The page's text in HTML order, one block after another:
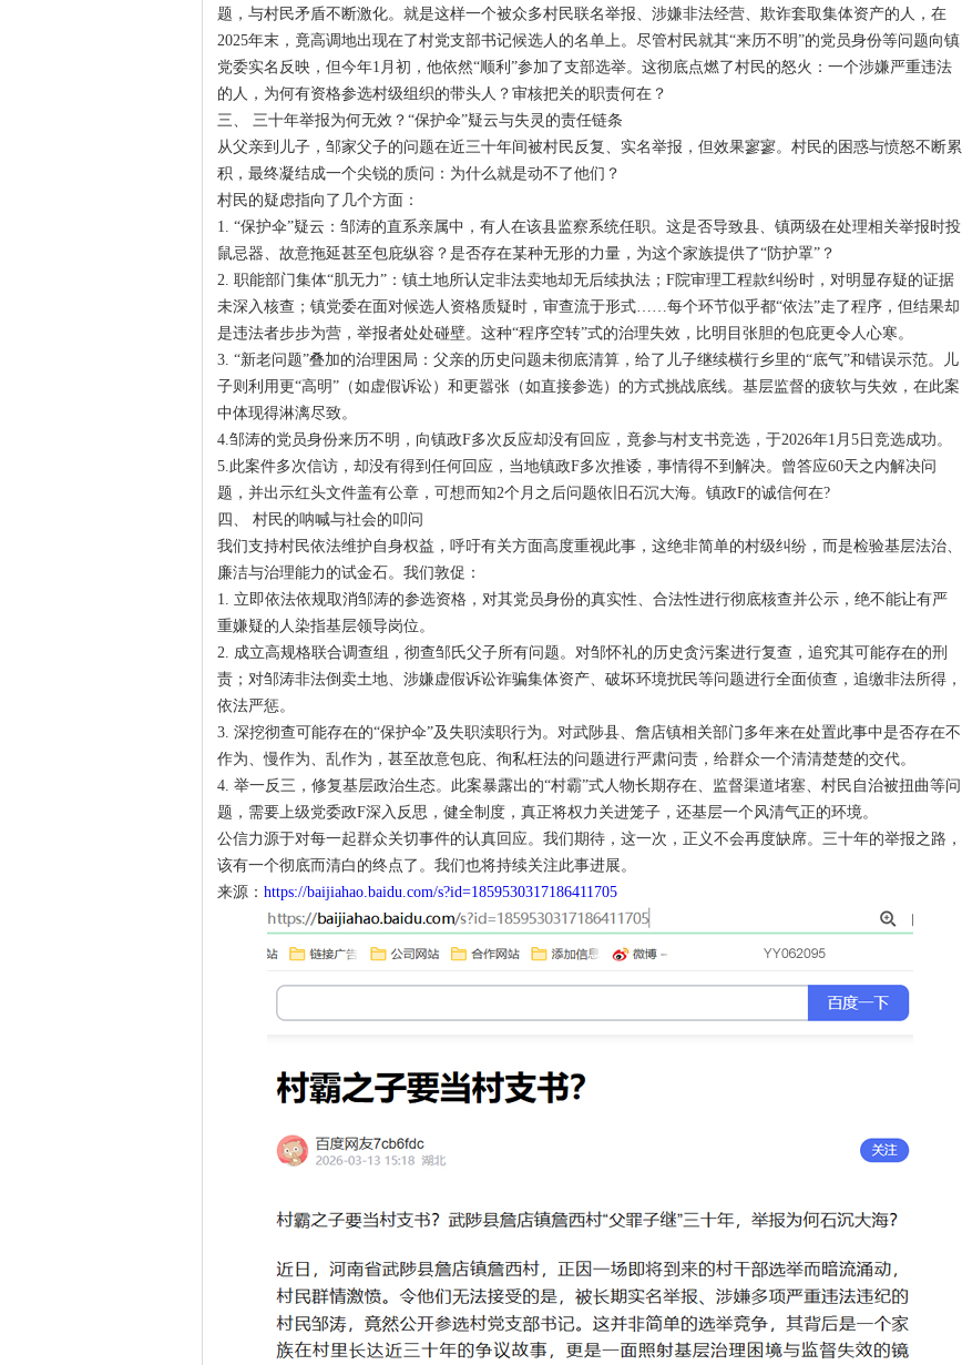
题，与村民矛盾不断激化。就是这样一个被众多村民联名举报、涉嫌非法经营、欺诈套取集体资产的人，在
2025年末，竟高调地出现在了村党支部书记候选人的名单上。尽管村民就其“来历不明”的党员身份等问题向镇
党委实名反映，但今年1月初，他依然“顺利”参加了支部选举。这彻底点燃了村民的怒火：一个涉嫌严重违法
的人，为何有资格参选村级组织的带头人？审核把关的职责何在？
三、 三十年举报为何无效？“保护伞”疑云与失灵的责任链条
从父亲到儿子，邹家父子的问题在近三十年间被村民反复、实名举报，但效果寥寥。村民的困惑与愤怒不断累
积，最终凝结成一个尖锐的质问：为什么就是动不了他们？
村民的疑虑指向了几个方面：
1. “保护伞”疑云：邹涛的直系亲属中，有人在该县监察系统任职。这是否导致县、镇两级在处理相关举报时投
鼠忌器、故意拖延甚至包庇纵容？是否存在某种无形的力量，为这个家族提供了“防护罩”？
2. 职能部门集体“肌无力”：镇土地所认定非法卖地却无后续执法；F院审理工程款纠纷时，对明显存疑的证据
未深入核查；镇党委在面对候选人资格质疑时，审查流于形式……每个环节似乎都“依法”走了程序，但结果却
是违法者步步为营，举报者处处碰壁。这种“程序空转”式的治理失效，比明目张胆的包庇更令人心寒。
3. “新老问题”叠加的治理困局：父亲的历史问题未彻底清算，给了儿子继续横行乡里的“底气”和错误示范。儿
子则利用更“高明”（如虚假诉讼）和更嚣张（如直接参选）的方式挑战底线。基层监督的疲软与失效，在此案
中体现得淋漓尽致。
4.邹涛的党员身份来历不明，向镇政F多次反应却没有回应，竟参与村支书竞选，于2026年1月5日竞选成功。
5.此案件多次信访，却没有得到任何回应，当地镇政F多次推诿，事情得不到解决。曾答应60天之内解决问
题，并出示红头文件盖有公章，可想而知2个月之后问题依旧石沉大海。镇政F的诚信何在?
四、 村民的呐喊与社会的叩问
我们支持村民依法维护自身权益，呼吁有关方面高度重视此事，这绝非简单的村级纠纷，而是检验基层法治、
廉洁与治理能力的试金石。我们敦促：
1. 立即依法依规取消邹涛的参选资格，对其党员身份的真实性、合法性进行彻底核查并公示，绝不能让有严
重嫌疑的人染指基层领导岗位。
2. 成立高规格联合调查组，彻查邹氏父子所有问题。对邹怀礼的历史贪污案进行复查，追究其可能存在的刑
责；对邹涛非法倒卖土地、涉嫌虚假诉讼诈骗集体资产、破坏环境扰民等问题进行全面侦查，追缴非法所得，
依法严惩。
3. 深挖彻查可能存在的“保护伞”及失职渎职行为。对武陟县、詹店镇相关部门多年来在处置此事中是否存在不
作为、慢作为、乱作为，甚至故意包庇、徇私枉法的问题进行严肃问责，给群众一个清清楚楚的交代。
4. 举一反三，修复基层政治生态。此案暴露出的“村霸”式人物长期存在、监督渠道堵塞、村民自治被扭曲等问
题，需要上级党委政F深入反思，健全制度，真正将权力关进笼子，还基层一个风清气正的环境。
公信力源于对每一起群众关切事件的认真回应。我们期待，这一次，正义不会再度缺席。三十年的举报之路，
该有一个彻底而清白的终点了。我们也将持续关注此事进展。
来源： https://baijiahao.baidu.com/s?id=1859530317186411705